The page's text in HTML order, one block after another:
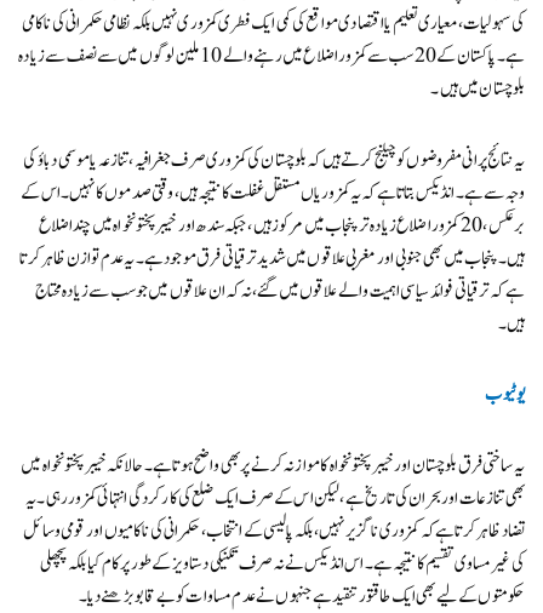
کی سہولیات، معیاری تعلیم یا اقتصادی مواقع کی کمی ایک فطری کمزوری نہیں بلکہ نظامی حکمرانی کی ناکامی
ہے۔ پاکستان کے 20 سب سے کمزور اضلاع میں رہنے والے 10 ملین لوگوں میں سے نصف سے زیادہ
بلوچستان میں ہیں۔
یہ نتائج پرانی مفروضوں کو چیلنج کرتے ہیں کہ بلوچستان کی کمزوری صرف جغرافیہ، تنازعہ یا موسمی دباؤ کی
وجہ سے ہے۔ انڈیکس بتاتا ہے کہ یہ کمزوریاں مستقل غفلت کا نتیجہ ہیں، وقتی صدموں کا نہیں۔ اس کے
برعکس، 20 کمزور اضلاع زیادہ تر پنجاب میں مرکوز ہیں، جبکہ سندھ اور خیبر پختونخواہ میں چند اضلاع
ہیں۔ پنجاب میں بھی جنوبی اور مغربی علاقوں میں شدید ترقیاتی فرق موجود ہے۔ یہ عدم توازن ظاہر کرتا
ہے کہ ترقیاتی فوائد سیاسی اہمیت والے علاقوں میں گئے، نہ کہ ان علاقوں میں جو سب سے زیادہ محتاج
ہیں۔
یوٹیوب
یہ ساختی فرق بلوچستان اور خیبر پختونخواہ کا موازنہ کرنے پر بھی واضح ہوتا ہے۔ حالانکہ خیبر پختونخواہ میں
بھی تنازعات اور بحران کی تاریخ ہے، لیکن اس کے صرف ایک ضلع کی کارکردگی انتہائی کمزور رہی۔ یہ
تضاد ظاہر کرتا ہے کہ کمزوری ناگزیر نہیں، بلکہ پالیسی کے انتخاب، حکمرانی کی ناکامیوں اور قومی وسائل
کی غیر مساوی تقسیم کا نتیجہ ہے۔ اس انڈیکس نے نہ صرف تکنیکی دستاویز کے طور پر کام کیا بلکہ پچھلی
حکومتوں کے لیے بھی ایک طاقتور تنقید ہے جنہوں نے عدم مساوات کو بے قابو بڑھنے دیا۔